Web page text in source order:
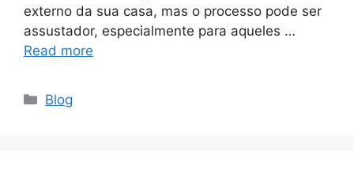
externo da sua casa, mas o processo pode ser
assustador, especialmente para aqueles …
Read more
Categories
Blog